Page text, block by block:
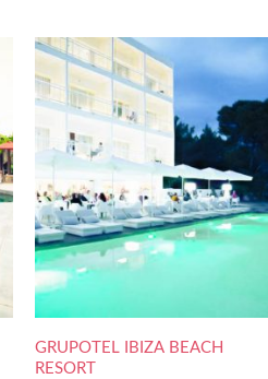
GRUPOTEL IBIZA BEACH
RESORT